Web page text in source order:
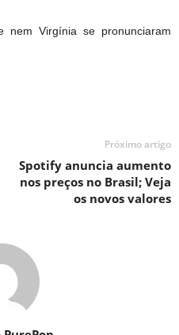
Virgínia se pronunciaram
Próximo artigo
Spotify anuncia aumento
nos preços no Brasil; Veja
os novos valores